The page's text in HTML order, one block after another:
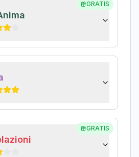
GRATIS
GRATIS